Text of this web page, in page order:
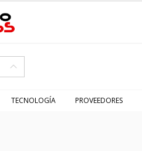
TECNOLOGÍA PROVEEDORES